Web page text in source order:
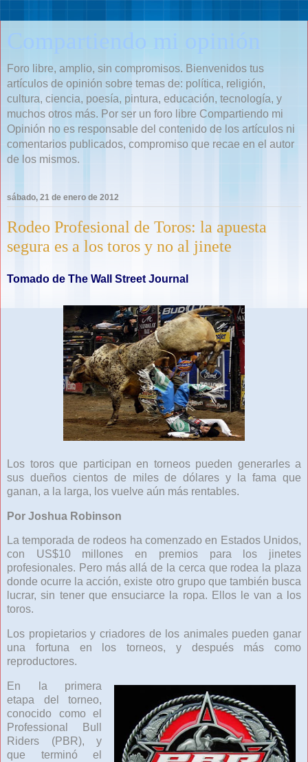
Compartiendo mi opinión
Foro libre, amplio, sin compromisos. Bienvenidos tus
artículos de opinión sobre temas de: política, religión,
cultura, ciencia, poesía, pintura, educación, tecnología, y
muchos otros más. Por ser un foro libre Compartiendo mi
Opinión no es responsable del contenido de los artículos ni
comentarios publicados, compromiso que recae en el autor
de los mismos.
sábado, 21 de enero de 2012
Rodeo Profesional de Toros: la apuesta
segura es a los toros y no al jinete
Tomado de The Wall Street Journal
Los toros que participan en torneos pueden generarles a
sus dueños cientos de miles de dólares y la fama que
ganan, a la larga, los vuelve aún más rentables.
Por Joshua Robinson
La temporada de rodeos ha comenzado en Estados Unidos,
con US$10 millones en premios para los jinetes
profesionales. Pero más allá de la cerca que rodea la plaza
donde ocurre la acción, existe otro grupo que también busca
lucrar, sin tener que ensuciarce la ropa. Ellos le van a los
toros.
Los propietarios y criadores de los animales pueden ganar
una fortuna en los torneos, y después más como
reproductores.
En la primera
etapa del torneo,
conocido como el
Professional Bull
Riders (PBR), y
que terminó el